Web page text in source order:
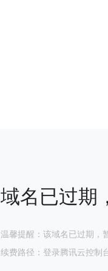
域名已过期
温馨提醒：该域名已过期，
续费路径：登录腾讯云控制